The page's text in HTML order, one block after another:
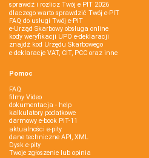
sprawdź i rozlicz Twój e PIT 2026
dlaczego warto sprawdzić Twój e-PIT
FAQ do usługi Twój e-PIT
e-Urząd Skarbowy obsługa online
kody weryfikacji UPO e-deklaracji
znajdź kod Urzędu Skarbowego
e-deklaracje VAT, CIT, PCC oraz inne
Pomoc
FAQ
filmy Video
dokumentacja - help
kalkulatory podatkowe
darmowy e-book PIT-11
aktualności e-pity
dane techniczne API, XML
Dysk e-pity
Twoje zgłoszenie lub opinia